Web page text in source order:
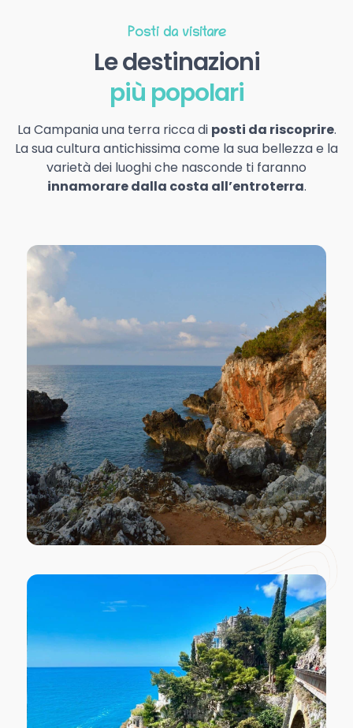
Posti da visitare
Le destinazioni
più popolari
La Campania una terra ricca di posti da riscoprire.
La sua cultura antichissima come la sua bellezza e la
varietà dei luoghi che nasconde ti faranno
innamorare dalla costa all’entroterra.